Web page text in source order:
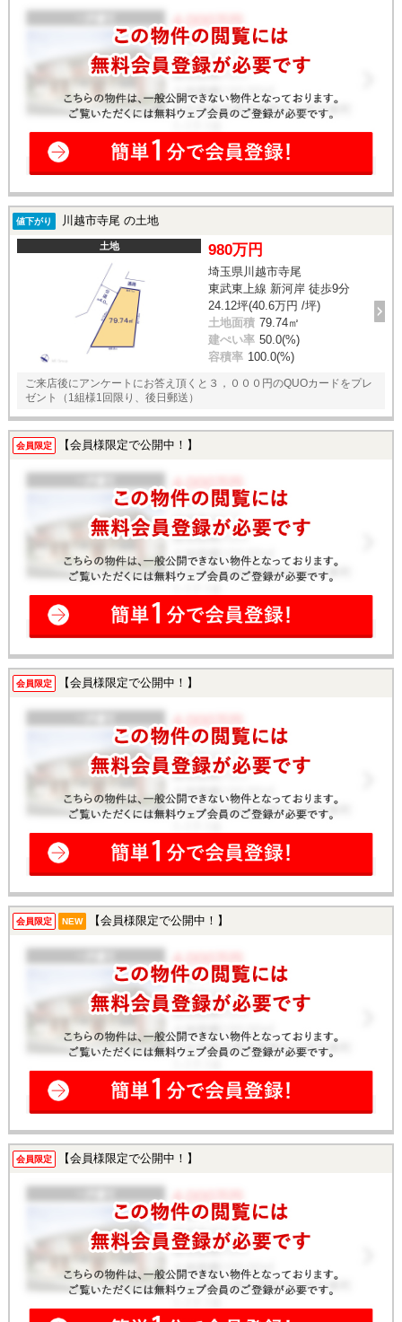
値下がり 川越市寺尾 の土地
土地 980万円
埼玉県川越市寺尾
東武東上線 新河岸 徒歩9分
24.12坪(40.6万円 /坪)
土地面積 79.74㎡
建ぺい率 50.0(%)
容積率 100.0(%)
ご来店後にアンケートにお答え頂くと３，０００円のQUOカードをプレ
ゼント（1組様1回限り、後日郵送）
会員限定 【会員様限定で公開中！】
会員限定 【会員様限定で公開中！】
会員限定 NEW 【会員様限定で公開中！】
会員限定 【会員様限定で公開中！】